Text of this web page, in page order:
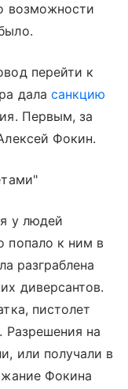
возможности
перейти к
дала санкцию
Первым, за
Фокин.
у людей
попало к ним в
разграблена
диверсантов.
пистолет
Разрешения на
или получали в
Фокина